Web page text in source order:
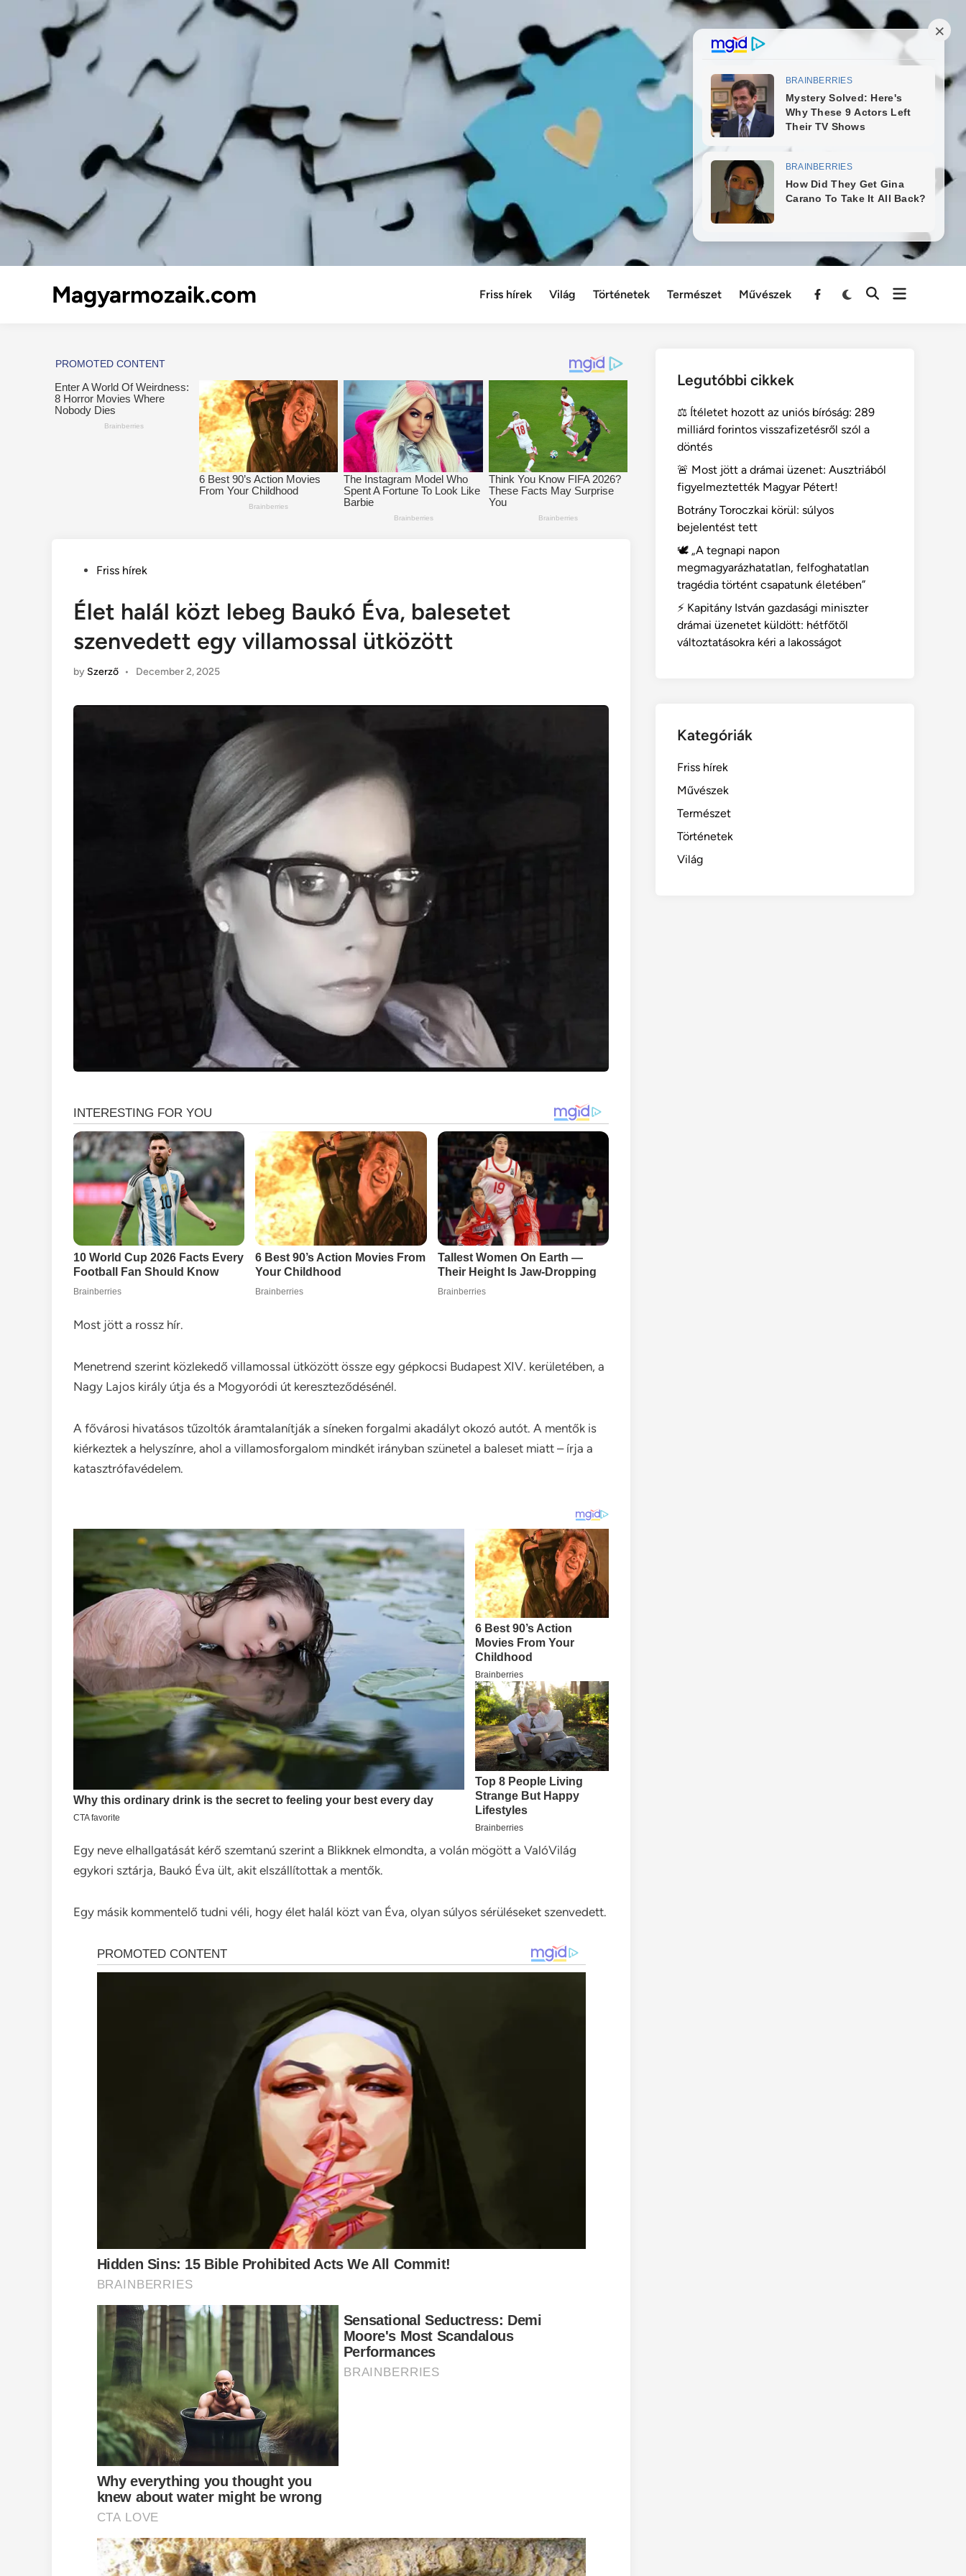
Magyarmozaik.com Friss hírek Világ Történetek Természet Művészek
Menu
PostedFriss hírek
Élet halál közt lebeg Baukó Éva, balesetet
szenvedett egy villamossal ütközött
by Szerző • December 2, 2025
Most jött a rossz hír.
Menetrend szerint közlekedő villamossal ütközött össze egy gépkocsi Budapest XIV. kerületében, a
Nagy Lajos király útja és a Mogyoródi út kereszteződésénél.
A fővárosi hivatásos tűzoltók áramtalanítják a síneken forgalmi akadályt okozó autót. A mentők is
kiérkeztek a helyszínre, ahol a villamosforgalom mindkét irányban szünetel a baleset miatt – írja a
katasztrófavédelem.
Egy neve elhallgatását kérő szemtanú szerint a Blikknek elmondta, a volán mögött a ValóVilág
egykori sztárja, Baukó Éva ült, akit elszállítottak a mentők.
Egy másik kommentelő tudni véli, hogy élet halál közt van Éva, olyan súlyos sérüléseket szenvedett.
Legutóbbi cikkek
⚖️ Ítéletet hozott az uniós bíróság: 289
milliárd forintos visszafizetésről szól a
döntés
🚨 Most jött a drámai üzenet: Ausztriából
figyelmeztették Magyar Pétert!
Botrány Toroczkai körül: súlyos
bejelentést tett
🕊️ „A tegnapi napon
megmagyarázhatatlan, felfoghatatlan
tragédia történt csapatunk életében”
⚡ Kapitány István gazdasági miniszter
drámai üzenetet küldött: hétfőtől
változtatásokra kéri a lakosságot
Kategóriák
Friss hírek
Művészek
Természet
Történetek
Világ